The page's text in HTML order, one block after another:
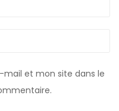
et mon site dans le